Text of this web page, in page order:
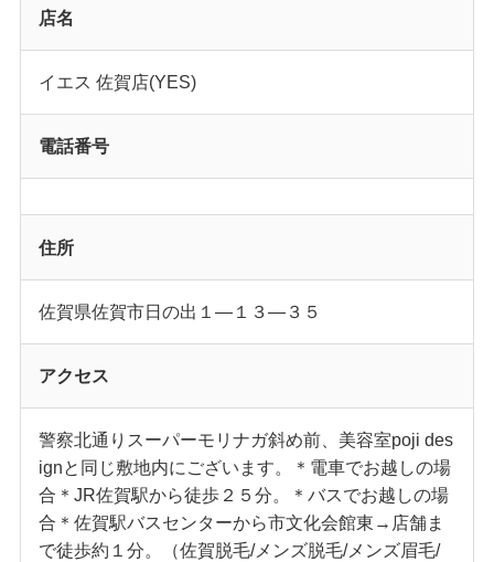
店名
イエス 佐賀店(YES)
電話番号
住所
佐賀県佐賀市日の出１―１３―３５
アクセス
警察北通りスーパーモリナガ斜め前、美容室poji des
ignと同じ敷地内にございます。＊電車でお越しの場
合＊JR佐賀駅から徒歩２５分。＊バスでお越しの場
合＊佐賀駅バスセンターから市文化会館東→店舗ま
で徒歩約１分。（佐賀脱毛/メンズ脱毛/メンズ眉毛/